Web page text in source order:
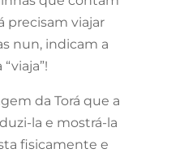
precisam viajar
nun, indicam a
da Torá que a
la e mostrá-la
fisicamente e